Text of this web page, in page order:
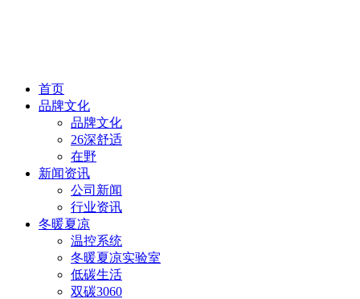
首页
品牌文化
品牌文化
26深舒适
在野
新闻资讯
公司新闻
行业资讯
冬暖夏凉
温控系统
冬暖夏凉实验室
低碳生活
双碳3060